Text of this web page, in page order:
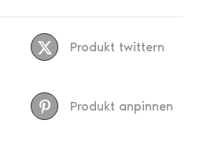
Produkt twittern
Produkt anpinnen